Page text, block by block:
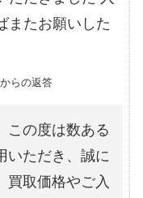
またお願いした
らの返答
の度は数ある
いただき、誠に
買取価格やご入